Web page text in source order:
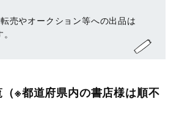
売やオークション等への出品は
※都道府県内の書店様は順不